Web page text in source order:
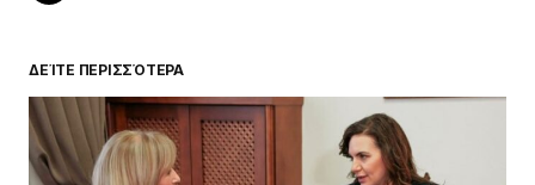
ΔΕΊΤΕ ΠΕΡΙΣΣΌΤΕΡΑ